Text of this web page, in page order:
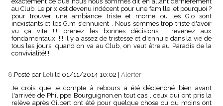
au Club. Le prix est devenu indécent pour une famille, et pourquoi ?
pour trouver une ambiance triste et morne ou les G.o sont
inexistants et les G.m s'ennuient . Nous sommes trop triste d'avoir
vu ça....vite !!! prenez les bonnes décisions , revenez aux
fondamentaux !!!! il y a assez de tristesse et d'ennuie dans la vie de
tous les jours, quand on va au Club, on veut être au Paradis de la
convivialité!!!!
8.Posté par Leli le 01/11/2014 10:02
Alerter
Je crois que le compte à rebours a été déclenché bien avant
l'arrivée de Philippe Bourguignon.en tout cas , ceux qui ont pris la
relève après Gilbert ont été pour quelque chose ou du moins ont